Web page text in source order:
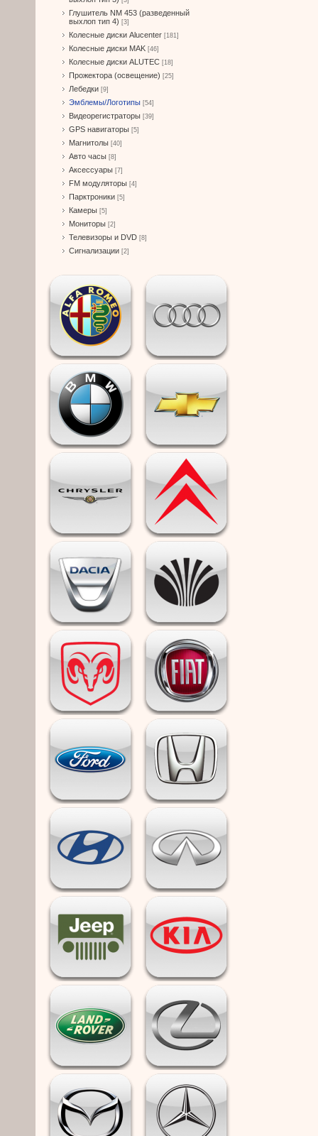
Глушитель NM 453 (разведенный
выхлоп тип 4) [3]
Колесные диски Alucenter [181]
Колесные диски MAK [46]
Колесные диски ALUTEC [18]
Прожектора (освещение) [25]
Лебедки [9]
Эмблемы/Логотипы [54]
Видеорегистраторы [39]
GPS навигаторы [5]
Магнитолы [40]
Авто часы [8]
Аксессуары [7]
FM модуляторы [4]
Парктроники [5]
Камеры [5]
Мониторы [2]
Телевизоры и DVD [8]
Сигнализации [2]